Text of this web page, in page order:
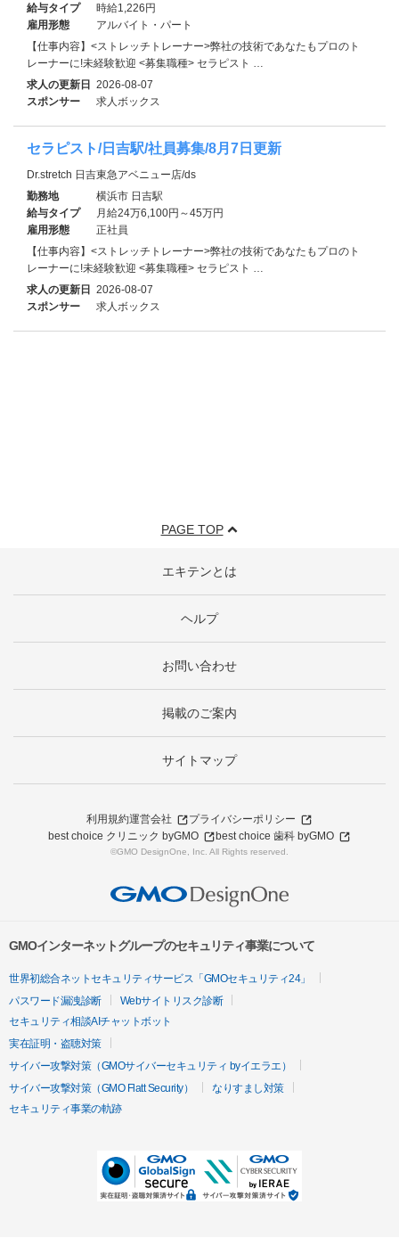
給与タイプ
時給1,226円
雇用形態
アルバイト・パート
【仕事内容】<ストレッチトレーナー>弊社の技術であなたもプロのト
レーナーに!未経験歓迎 <募集職種> セラピスト …
求人の更新日 2026-08-07
スポンサー
求人ボックス
セラピスト/日吉駅/社員募集/8月7日更新
Dr.stretch 日吉東急アベニュー店/ds
勤務地
横浜市 日吉駅
給与タイプ
月給24万6,100円～45万円
雇用形態
正社員
【仕事内容】<ストレッチトレーナー>弊社の技術であなたもプロのト
レーナーに!未経験歓迎 <募集職種> セラピスト …
求人の更新日 2026-08-07
スポンサー
求人ボックス
PAGE TOP
エキテンとは
ヘルプ
お問い合わせ
掲載のご案内
サイトマップ
利用規約運営会社
プライバシーポリシー
best choice クリニック byGMO
best choice 歯科 byGMO
©GMO DesignOne, Inc. All Rights reserved.
GMOインターネットグループのセキュリティ事業について
世界初総合ネットセキュリティサービス「GMOセキュリティ24」
パスワード漏洩診断
Webサイトリスク診断
セキュリティ相談AIチャットボット
実在証明・盗聴対策
サイバー攻撃対策（GMOサイバーセキュリティ byイエラエ）
サイバー攻撃対策（GMO Flatt Security）
なりすまし対策
セキュリティ事業の軌跡